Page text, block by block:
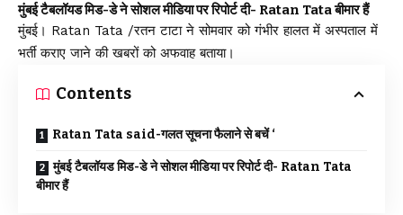
मुंबई टैबलॉयड मिड-डे ने सोशल मीडिया पर रिपोर्ट दी- Ratan Tata बीमार हैं
मुंबई। Ratan Tata /रतन टाटा ने सोमवार को गंभीर हालत में अस्पताल में
भर्ती कराए जाने की खबरों को अफवाह बताया।
Contents
Ratan Tata said-गलत सूचना फैलाने से बचें ‘
मुंबई टैबलॉयड मिड-डे ने सोशल मीडिया पर रिपोर्ट दी- Ratan Tata
बीमार हैं